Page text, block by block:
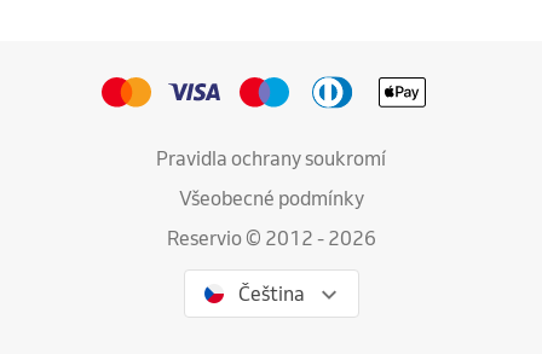
Pravidla ochrany soukromí
Všeobecné podmínky
Reservio © 2012 - 2026
Čeština